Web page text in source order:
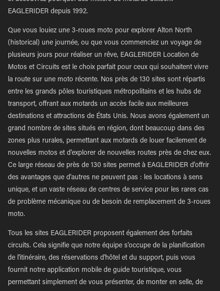
EAGLERIDER depuis 1992.
Que vous louiez une 3-roues moto pour explorer Alton North
(historical) une journée, ou que vous commenciez un voyage de
plusieurs jours pour réaliser un rêve, EAGLERIDER Location de
Motos et Circuits est le choix parfait pour ceux qui souhaitent vivre
la route sur une moto récente. Nos près de 130 sites sont répartis
entre les grands pôles touristiques métropolitains et les hubs de
transport, offrant aux motards un accès facile aux meilleures
destinations et attractions de États Unis. Nous avons également un
grand nombre de sites situés en région, dont beaucoup dans des
zones plus rurales, permettant aux motards de louer facilement de
nouvelles motos et d'explorer de nouvelles routes près de chez eux.
Ce large réseau de près de 130 sites permet à EAGLERIDER d'offrir
des avantages que d'autres ne peuvent pas : les locations à sens
unique, et un vaste réseau de centres de service pour les rares cas
de problème mécanique ou de besoin de remplacement de 3-roues
moto.
Tous les sites EAGLERIDER proposent également des forfaits
circuits. Cela signifie que notre équipe s'occupe de la planification
de l'itinéraire, des réservations d'hôtel et du support, puis vous
fournit notre application mobile de guide touristique, vous
permettant simplement de vous présenter, de monter en selle, de